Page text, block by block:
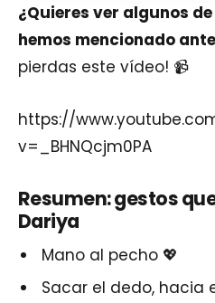
¿Quieres ver algunos
hemos mencionado
pierdas este vídeo! 📹
https://
v=_BHNQcjm0PA
Resumen: gestos
Dariya
Mano al pecho 💖
Sacar el dedo, hacia